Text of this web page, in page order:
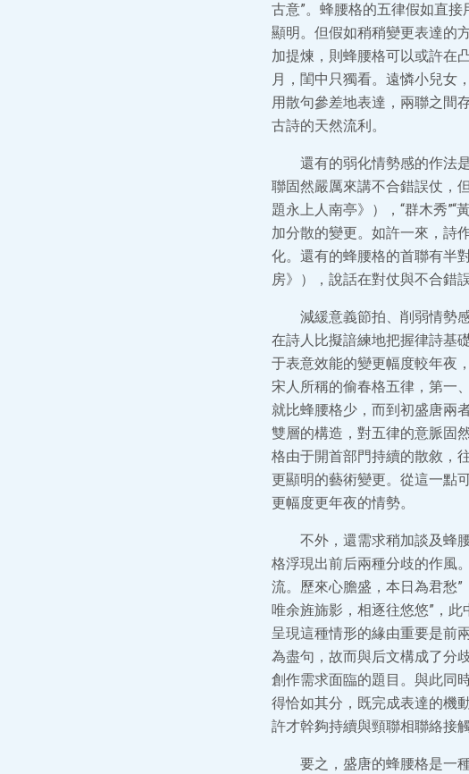
古意”。蜂腰格的五律假如直
顯明。但假如稍稍變更表達的
加提煉，則蜂腰格可以或許在
月，閨中只獨看。遠憐小兒女
用散句參差地表達，兩聯之間
古詩的天然流利。
還有的弱化情勢感的作法
聯固然嚴厲來講不合錯誤仗，
題永上人南亭》），“群木秀”“
加分散的變更。如許一來，詩
化。還有的蜂腰格的首聯有半
房》），說話在對仗與不合錯
減緩意義節拍、削弱情勢
在詩人比擬諳練地把握律詩基
于表意效能的變更幅度較年夜
宋人所稱的偷春格五律，第一
就比蜂腰格少，而到初盛唐兩
雙層的構造，對五律的意脈固
格由于開首部門持續的散敘，
更顯明的藝術變更。從這一點
更幅度更年夜的情勢。
不外，還需求稍加談及蜂
格浮現出前后兩種分歧的作風
流。歷來心膽盛，本日為君愁”
唯余旌旆影，相逐往悠悠”，
呈現這種情形的緣由重要是前
為盡句，故而與后文構成了分
創作需求面臨的題目。與此同
得恰如其分，既完成表達的機
許才幹夠持續與頸聯相聯絡接
要之，盛唐的蜂腰格是一